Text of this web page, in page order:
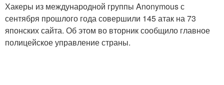
Хакеры из международной группы Anonymous с
сентября прошлого года совершили 145 атак на 73
японских сайта. Об этом во вторник сообщило главное
полицейское управление страны.